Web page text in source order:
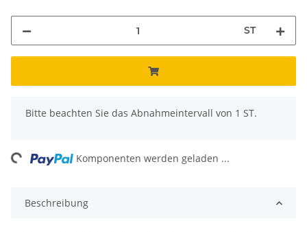
ST
x
Bitte beachten Sie das Abnahmeintervall von 1 ST.
Komponenten werden geladen ...
Beschreibung